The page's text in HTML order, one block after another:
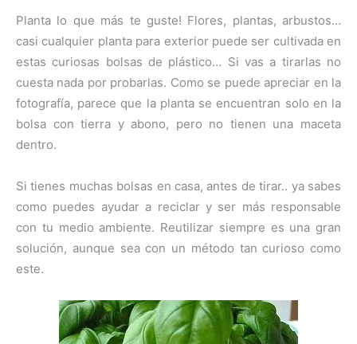
Planta lo que más te guste! Flores, plantas, arbustos…
casi cualquier planta para exterior puede ser cultivada en
estas curiosas bolsas de plástico… Si vas a tirarlas no
cuesta nada por probarlas. Como se puede apreciar en la
fotografía, parece que la planta se encuentran solo en la
bolsa con tierra y abono, pero no tienen una maceta
dentro.
Si tienes muchas bolsas en casa, antes de tirar.. ya sabes
como puedes ayudar a reciclar y ser más responsable
con tu medio ambiente. Reutilizar siempre es una gran
solución, aunque sea con un método tan curioso como
este.